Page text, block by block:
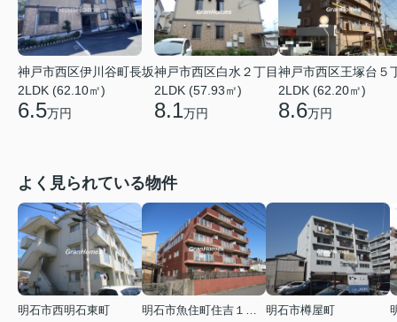
神戸市西区伊川谷町長坂
2LDK (62.10㎡)
6.5万円
神戸市西区白水２丁目
2LDK (57.93㎡)
8.1万円
神戸市西区王塚台５
2LDK (62.20㎡)
8.6万円
よく見られている物件
明石市西明石東町
明石市樽屋町